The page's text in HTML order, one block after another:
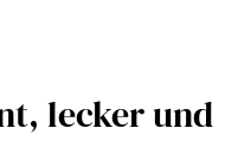
lecker und